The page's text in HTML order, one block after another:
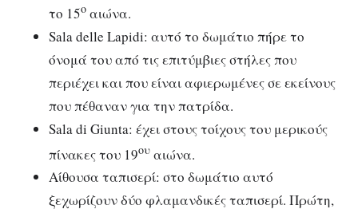
το 15ο αιώνα.
Sala delle Lapidi: αυτό το δωμάτιο πήρε το
όνομά του από τις επιτύμβιες στήλες που
περιέχει και που είναι αφιερωμένες σε εκείνους
που πέθαναν για την πατρίδα.
Sala di Giunta: έχει στους τοίχους του μερικούς
πίνακες του 19ου αιώνα.
Αίθουσα ταπισερί: στο δωμάτιο αυτό
ξεχωρίζουν δύο φλαμανδικές ταπισερί. Πρώτη,